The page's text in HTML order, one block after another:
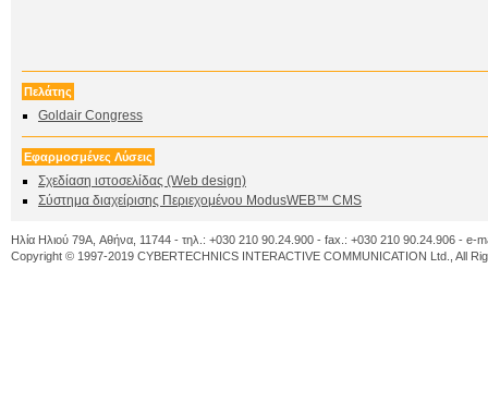
Πελάτης
Goldair Congress
Εφαρμοσμένες Λύσεις
Σχεδίαση ιστοσελίδας (Web design)
Σύστημα διαχείρισης Περιεχομένου ModusWEB™ CMS
Ηλία Ηλιού 79A, Αθήνα, 11744 - τηλ.: +030 210 90.24.900 - fax.: +030 210 90.24.906 - e-
Copyright © 1997-2019 CYBERTECHNICS INTERACTIVE COMMUNICATION Ltd., All